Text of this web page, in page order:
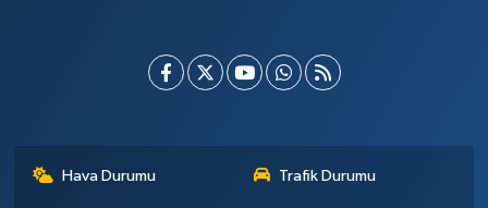
Hava Durumu Trafik Durumu